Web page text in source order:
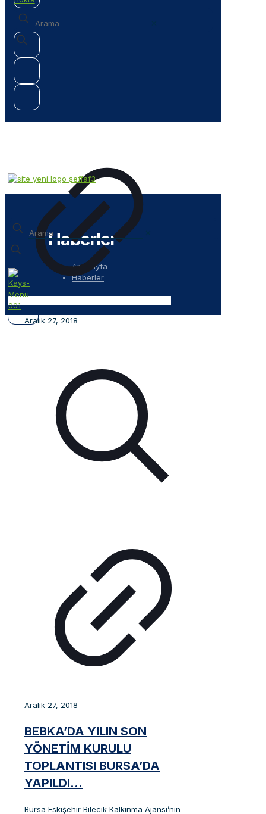
Haberler
Anasayfa
Haberler
Aralık 27, 2018
Aralık 27, 2018
BEBKA’DA YILIN SON
YÖNETİM KURULU
TOPLANTISI BURSA’DA
YAPILDI…
Bursa Eskişehir Bilecik Kalkınma Ajansı’nın